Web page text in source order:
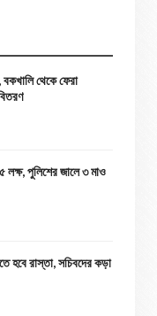
বকখালি থেকে ফেরা
লক্ষ, পুলিশের জালে ৩ মাও
হবে রাস্তা, সচিবদের কড়া